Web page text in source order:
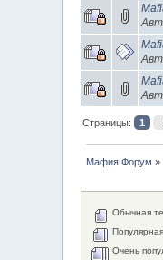
Страницы: 1
Мафия Форум »
Обычная
Очень